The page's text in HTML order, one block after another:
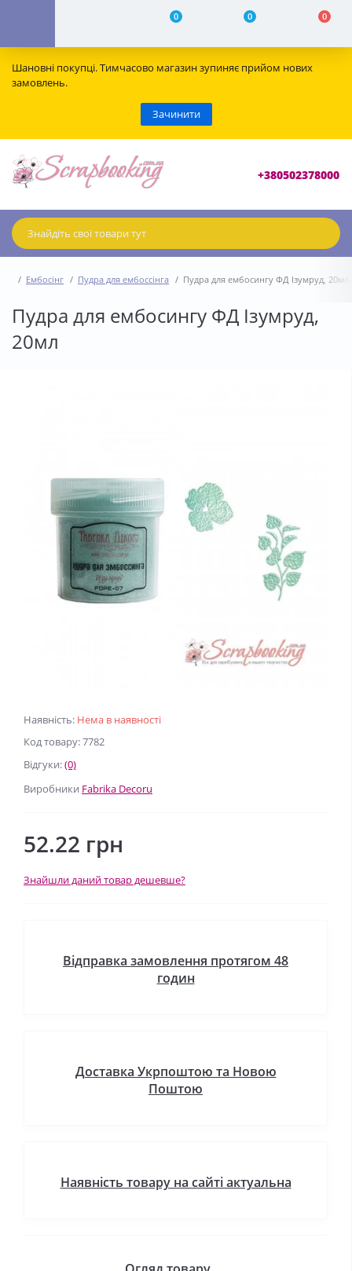
0 0 0
Шановні покупці. Тимчасово магазин зупиняє прийом нових
замовлень.
Зачинити
+380502378000
Ембосінг Пудра для ембоссінга Пудра для ембосингу ФД Ізумруд, 20мл
Пудра для ембосингу ФД Ізумруд,
20мл
Наявність: Нема в наявності
Код товару: 7782
Відгуки:(0)
Виробники Fabrika Decoru
52.22 грн
Знайшли даний товар дешевше?
Відправка замовлення протягом 48
годин
Доставка Укрпоштою та Новою
Поштою
Наявність товару на сайті актуальна